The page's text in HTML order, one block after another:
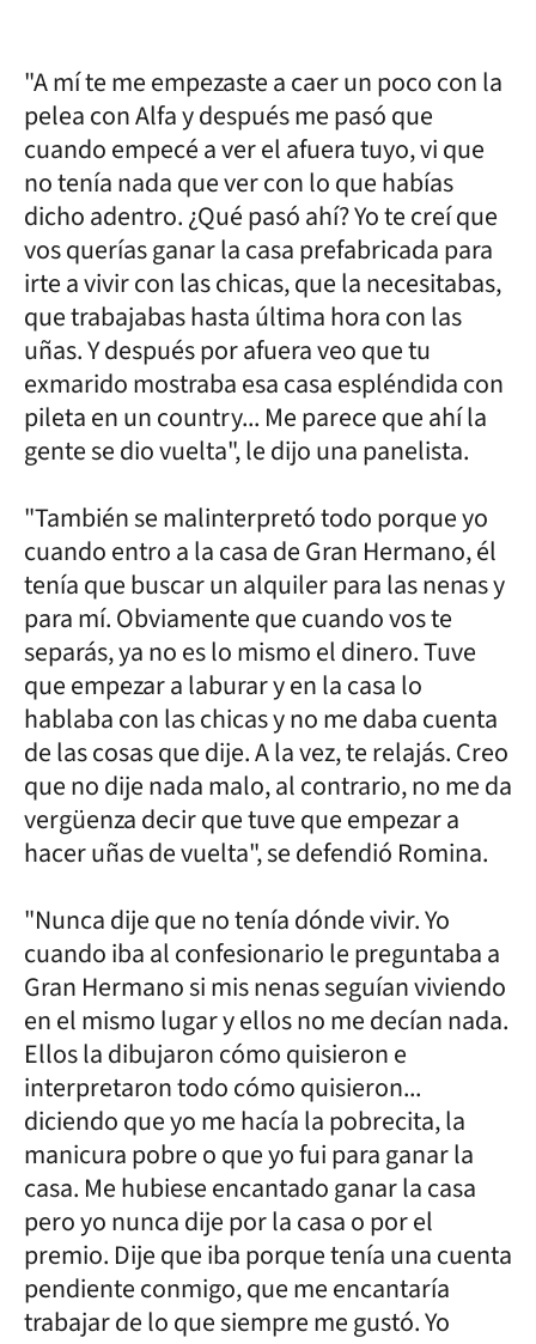
"A mí te me empezaste a caer un poco con la
pelea con Alfa y después me pasó que
cuando empecé a ver el afuera tuyo, vi que
no tenía nada que ver con lo que habías
dicho adentro. ¿Qué pasó ahí? Yo te creí que
vos querías ganar la casa prefabricada para
irte a vivir con las chicas, que la necesitabas,
que trabajabas hasta última hora con las
uñas. Y después por afuera veo que tu
exmarido mostraba esa casa espléndida con
pileta en un country... Me parece que ahí la
gente se dio vuelta", le dijo una panelista.
"También se malinterpretó todo porque yo
cuando entro a la casa de Gran Hermano, él
tenía que buscar un alquiler para las nenas y
para mí. Obviamente que cuando vos te
separás, ya no es lo mismo el dinero. Tuve
que empezar a laburar y en la casa lo
hablaba con las chicas y no me daba cuenta
de las cosas que dije. A la vez, te relajás. Creo
que no dije nada malo, al contrario, no me da
vergüenza decir que tuve que empezar a
hacer uñas de vuelta", se defendió Romina.
"Nunca dije que no tenía dónde vivir. Yo
cuando iba al confesionario le preguntaba a
Gran Hermano si mis nenas seguían viviendo
en el mismo lugar y ellos no me decían nada.
Ellos la dibujaron cómo quisieron e
interpretaron todo cómo quisieron...
diciendo que yo me hacía la pobrecita, la
manicura pobre o que yo fui para ganar la
casa. Me hubiese encantado ganar la casa
pero yo nunca dije por la casa o por el
premio. Dije que iba porque tenía una cuenta
pendiente conmigo, que me encantaría
trabajar de lo que siempre me gustó. Yo